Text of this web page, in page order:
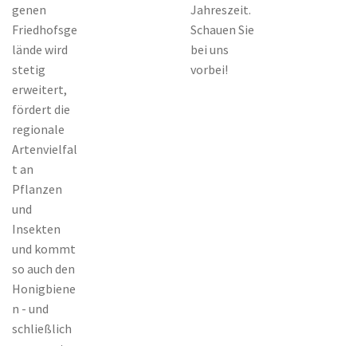
genen
Friedhofsge
lände wird
stetig
erweitert,
fördert die
regionale
Artenvielfal
t an
Pflanzen
und
Insekten
und kommt
so auch den
Honigbiene
n - und
schließlich
Jahreszeit.
Schauen Sie
bei uns
vorbei!